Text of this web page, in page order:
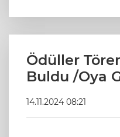
Ödüller
Buldu /Oya
14.11.2024 08:21